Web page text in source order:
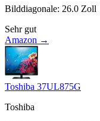
Bilddiagonale: 26.0 Zoll
Sehr gut
Amazon →
Toshiba 37UL875G
Toshiba